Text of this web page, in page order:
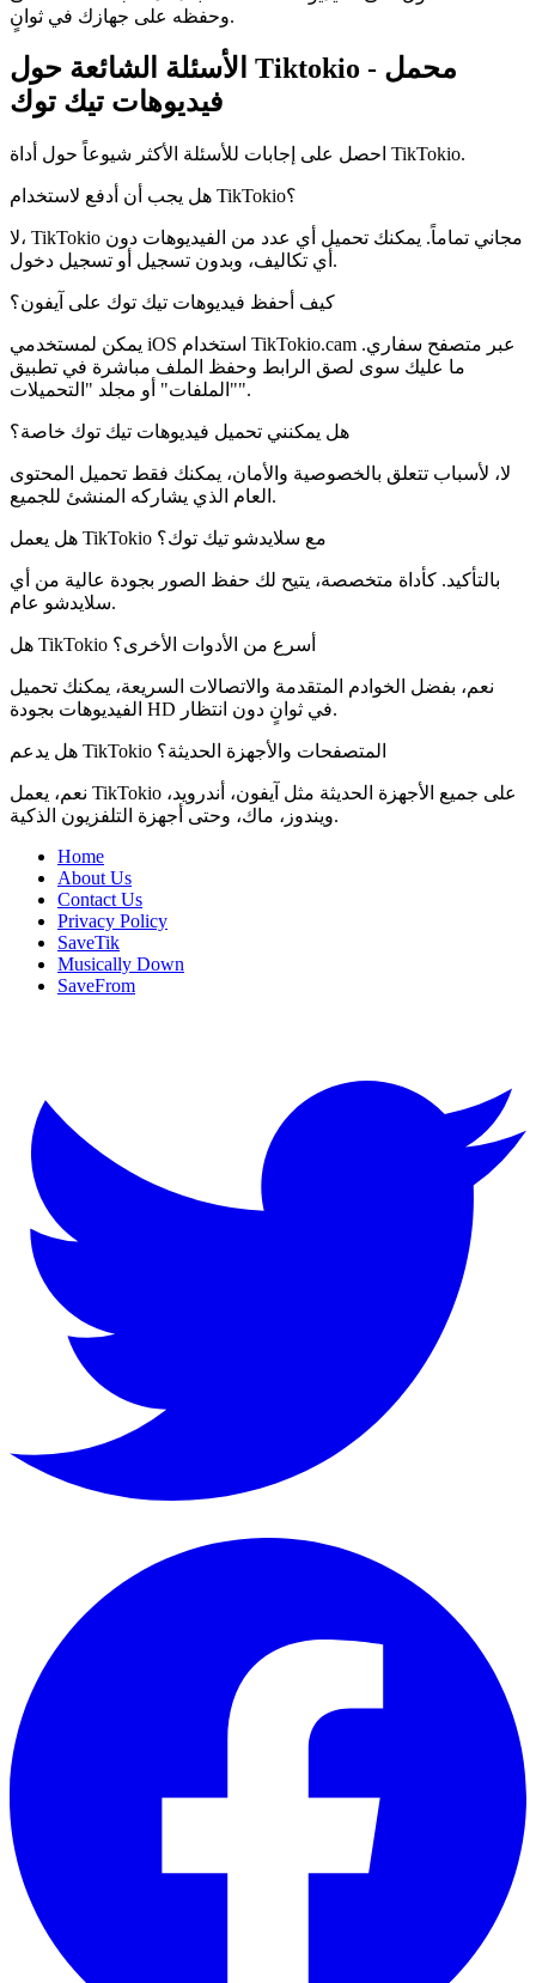
وحفظه على جهازك في ثوانٍ.
Tiktokio - محمل
فيديوهات تيك توك
احصل على إجابات للأسئلة الأكثر شيوعاً حول أداة TikTokio.
هل يجب أن أدفع لاستخدام TikTokio؟
لا، TikTokio مجاني تماماً. يمكنك تحميل أي عدد من الفيديوهات دون
أي تكاليف، وبدون تسجيل أو تسجيل دخول.
كيف أحفظ فيديوهات تيك توك على آيفون؟
يمكن لمستخدمي iOS استخدام TikTokio.cam عبر متصفح سفاري.
ما عليك سوى لصق الرابط وحفظ الملف مباشرة في تطبيق
"الملفات" أو مجلد "التحميلات".
هل يمكنني تحميل فيديوهات تيك توك خاصة؟
لا، لأسباب تتعلق بالخصوصية والأمان، يمكنك فقط تحميل المحتوى
العام الذي يشاركه المنشئ للجميع.
هل يعمل TikTokio مع سلايدشو تيك توك؟
بالتأكيد. كأداة متخصصة، يتيح لك حفظ الصور بجودة عالية من أي
سلايدشو عام.
هل TikTokio أسرع من الأدوات الأخرى؟
نعم، بفضل الخوادم المتقدمة والاتصالات السريعة، يمكنك تحميل
الفيديوهات بجودة HD في ثوانٍ دون انتظار.
هل يدعم TikTokio المتصفحات والأجهزة الحديثة؟
نعم، يعمل TikTokio على جميع الأجهزة الحديثة مثل آيفون، أندرويد،
ويندوز، ماك، وحتى أجهزة التلفزيون الذكية.
Home
About Us
Contact Us
Privacy Policy
SaveTik
Musically Down
SaveFrom